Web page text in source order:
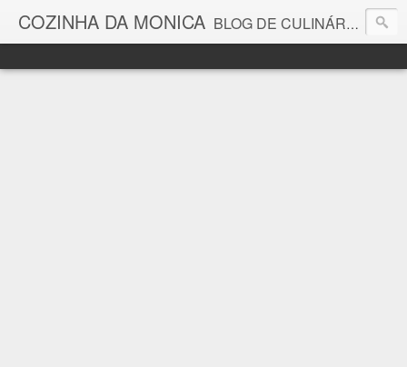
COZINHA DA MONICA BLOG DE CULINÁRIA E GASTRONOMIA COM RECEITAS, DICAS, CURIOSIDADES GASTRONÔMICAS E MUITO MAIS.